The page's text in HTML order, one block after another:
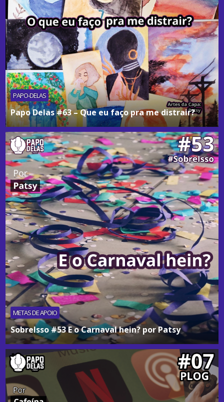
PAPO-DELAS
Papo Delas #63 – Que eu faço pra me distrair?
METAS DE APOIO
SobreIsso #53 E o Carnaval hein? por Patsy